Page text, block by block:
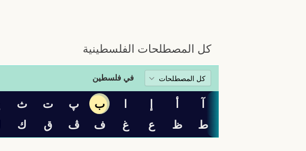
كل المصطلحات الفلسطينية
في فلسطين
آ أ إ ا ب پ ت ث
ط
ظ ع غ ف ڤ ق ك